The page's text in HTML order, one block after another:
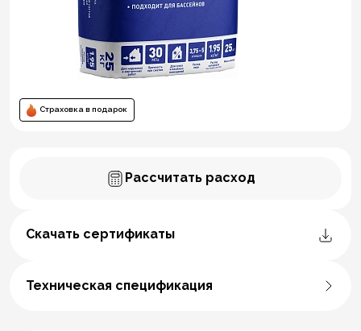
Страховка в подарок
Рассчитать расход
Скачать сертификаты
Техническая спецификация